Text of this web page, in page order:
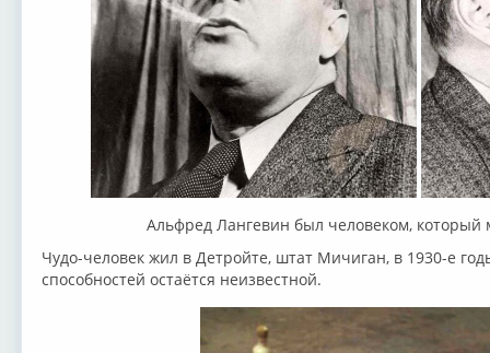
Альфред Лангевин был человеком, который
Чудо-человек жил в Детройте, штат Мичиган, в 1930-е
способностей остаётся неизвестной.